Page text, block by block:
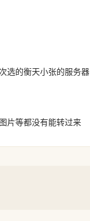
选的衡天小张的服务器
片等都没有能转过来